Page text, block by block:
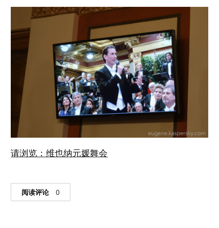
请浏览：维也纳元媛舞会
阅读评论 0